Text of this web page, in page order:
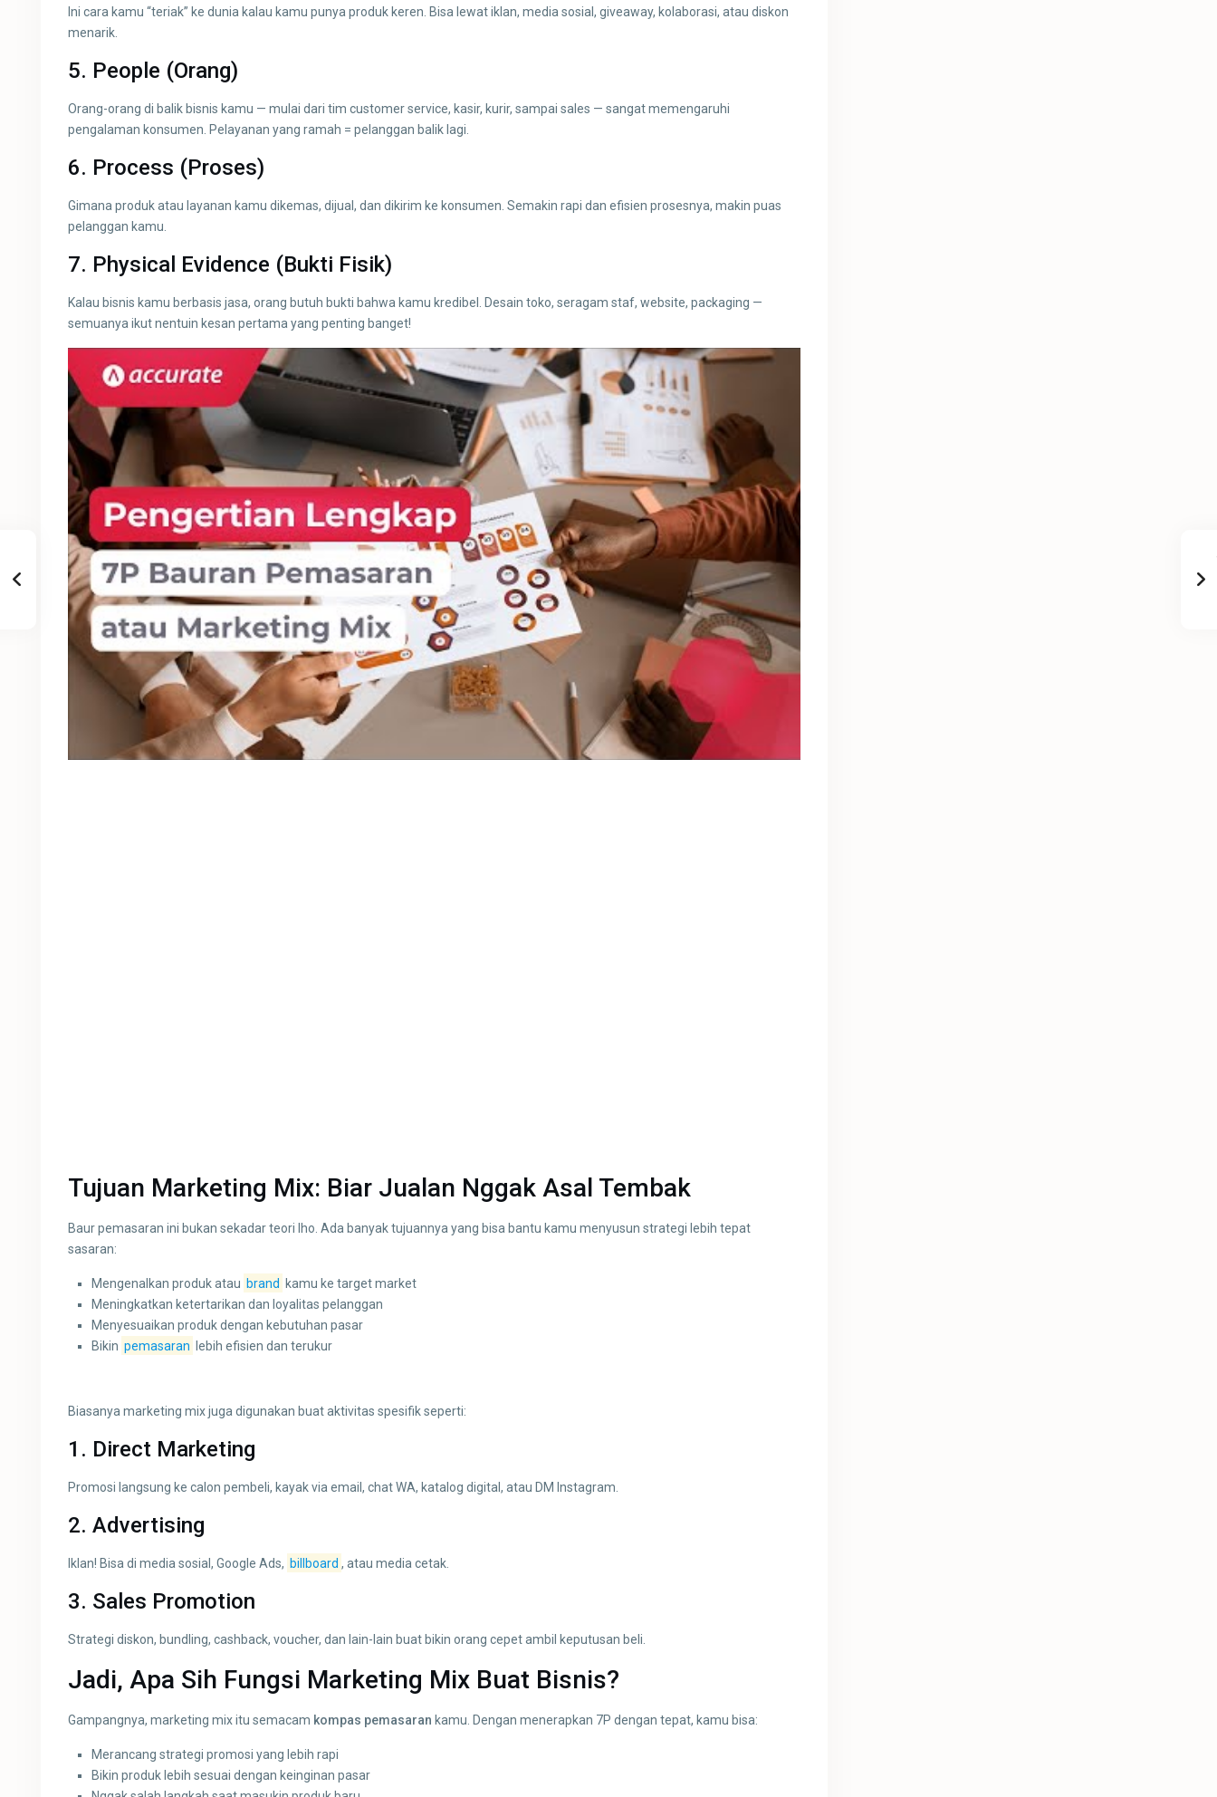
Ini cara kamu “teriak” ke dunia kalau kamu punya produk keren. Bisa lewat iklan, media sosial, giveaway, kolaborasi, atau diskon
menarik.
5. People (Orang)
Orang-orang di balik bisnis kamu — mulai dari tim customer service, kasir, kurir, sampai sales — sangat memengaruhi
pengalaman konsumen. Pelayanan yang ramah = pelanggan balik lagi.
6. Process (Proses)
Gimana produk atau layanan kamu dikemas, dijual, dan dikirim ke konsumen. Semakin rapi dan efisien prosesnya, makin puas
pelanggan kamu.
7. Physical Evidence (Bukti Fisik)
Kalau bisnis kamu berbasis jasa, orang butuh bukti bahwa kamu kredibel. Desain toko, seragam staf, website, packaging —
semuanya ikut nentuin kesan pertama yang penting banget!
Tujuan Marketing Mix: Biar Jualan Nggak Asal Tembak
Baur pemasaran ini bukan sekadar teori lho. Ada banyak tujuannya yang bisa bantu kamu menyusun strategi lebih tepat
sasaran:
Mengenalkan produk atau brand
kamu ke target market
Meningkatkan ketertarikan dan loyalitas pelanggan
Menyesuaikan produk dengan kebutuhan pasar
Bikin pemasaran lebih efisien dan terukur
Biasanya marketing mix juga digunakan buat aktivitas spesifik seperti:
1. Direct Marketing
Promosi langsung ke calon pembeli, kayak via email, chat WA, katalog digital, atau DM Instagram.
2.Advertising
Iklan! Bisa di media sosial, Google Ads, billboard , atau media cetak.
3. Sales Promotion
Strategi diskon, bundling, cashback, voucher, dan lain-lain buat bikin orang cepet ambil keputusan beli.
Jadi, Apa Sih Fungsi Marketing Mix Buat Bisnis?
Gampangnya, marketing mix itu semacam kompas pemasaran kamu. Dengan menerapkan 7P dengan tepat, kamu bisa:
Merancang strategi promosi yang lebih rapi
Bikin produk lebih sesuai dengan keinginan pasar